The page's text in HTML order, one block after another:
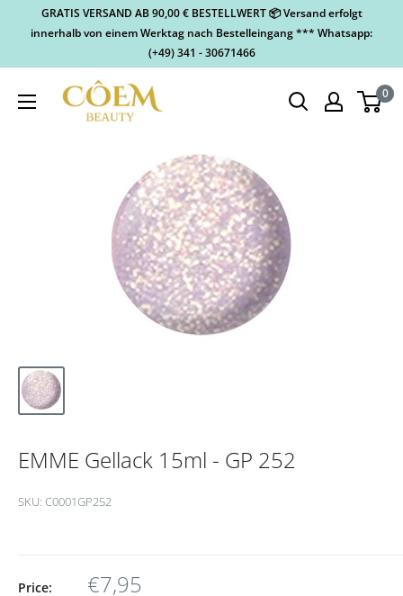
GRATIS VERSAND AB 90,00 € BESTELLWERT 📦 Versand erfolgt
innerhalb von einem Werktag nach Bestelleingang *** Whatsapp:
(+49) 341 - 30671466
0
EMME Gellack 15ml - GP 252
SKU: C0001GP252
Price: €7,95